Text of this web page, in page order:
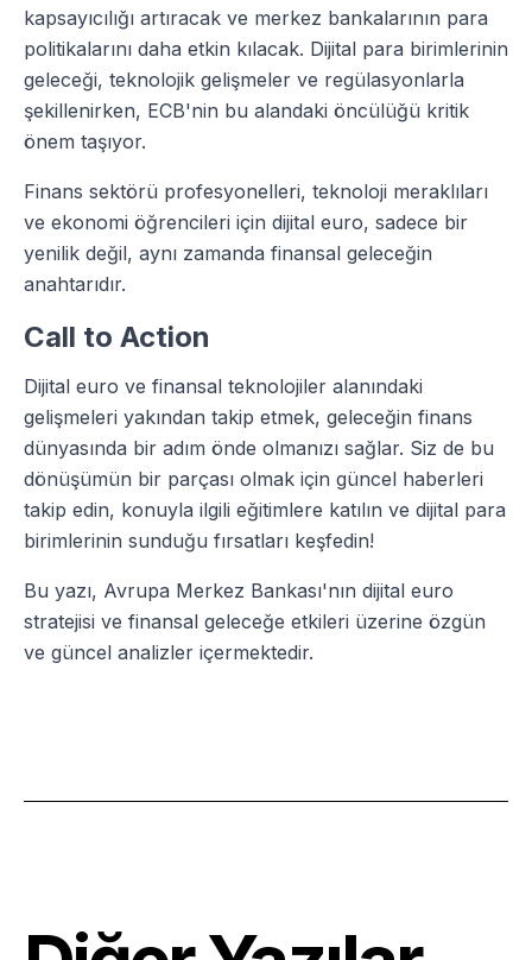
kapsayıcılığı artıracak ve merkez bankalarının para
politikalarını daha etkin kılacak. Dijital para birimlerinin
geleceği, teknolojik gelişmeler ve regülasyonlarla
şekillenirken, ECB'nin bu alandaki öncülüğü kritik
önem taşıyor.
Finans sektörü profesyonelleri, teknoloji meraklıları
ve ekonomi öğrencileri için dijital euro, sadece bir
yenilik değil, aynı zamanda finansal geleceğin
anahtarıdır.
Call to Action
Dijital euro ve finansal teknolojiler alanındaki
gelişmeleri yakından takip etmek, geleceğin finans
dünyasında bir adım önde olmanızı sağlar. Siz de bu
dönüşümün bir parçası olmak için güncel haberleri
takip edin, konuyla ilgili eğitimlere katılın ve dijital para
birimlerinin sunduğu fırsatları keşfedin!
Bu yazı, Avrupa Merkez Bankası'nın dijital euro
stratejisi ve finansal geleceğe etkileri üzerine özgün
ve güncel analizler içermektedir.